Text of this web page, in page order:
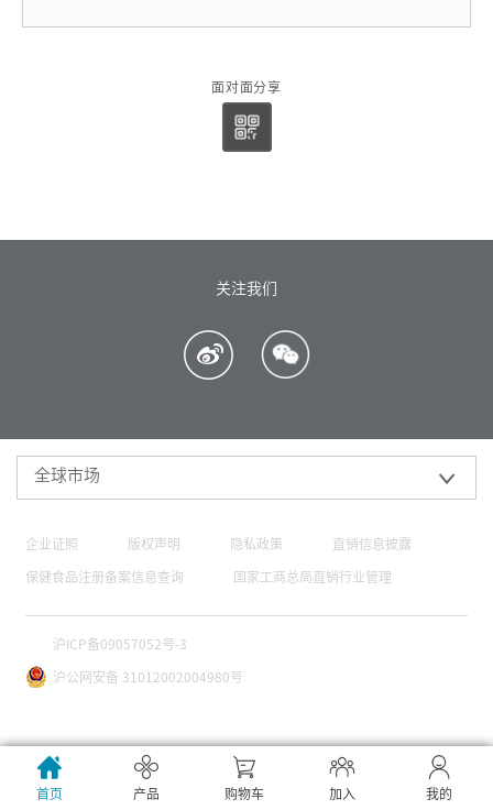
首页 产品 购物车 加入 我的
面对面分享
关注我们
全球市场
企业证照 版权声明 隐私政策 直销信息披露
保健食品注册备案信息查询 国家工商总局直销行业管理
沪ICP备09057052号-3
沪公网安备 31012002004980号